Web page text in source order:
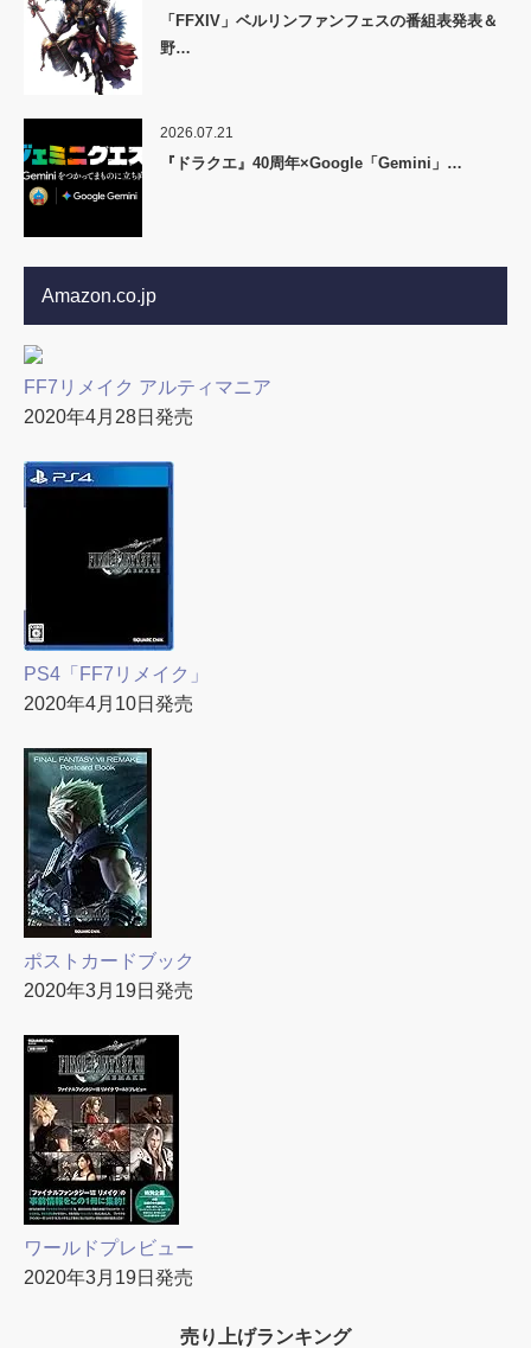
「FFXIV」ベルリンファンフェスの番組表発表＆
野…
2026.07.21
『ドラクエ』40周年×Google「Gemini」…
Amazon.co.jp
FF7リメイク アルティマニア
2020年4月28日発売
PS4「FF7リメイク」
2020年4月10日発売
ポストカードブック
2020年3月19日発売
ワールドプレビュー
2020年3月19日発売
売り上げランキング